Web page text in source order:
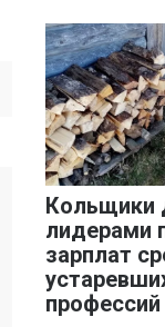
конфликтов и
Кольщики
лидерами
зарплат
профессий